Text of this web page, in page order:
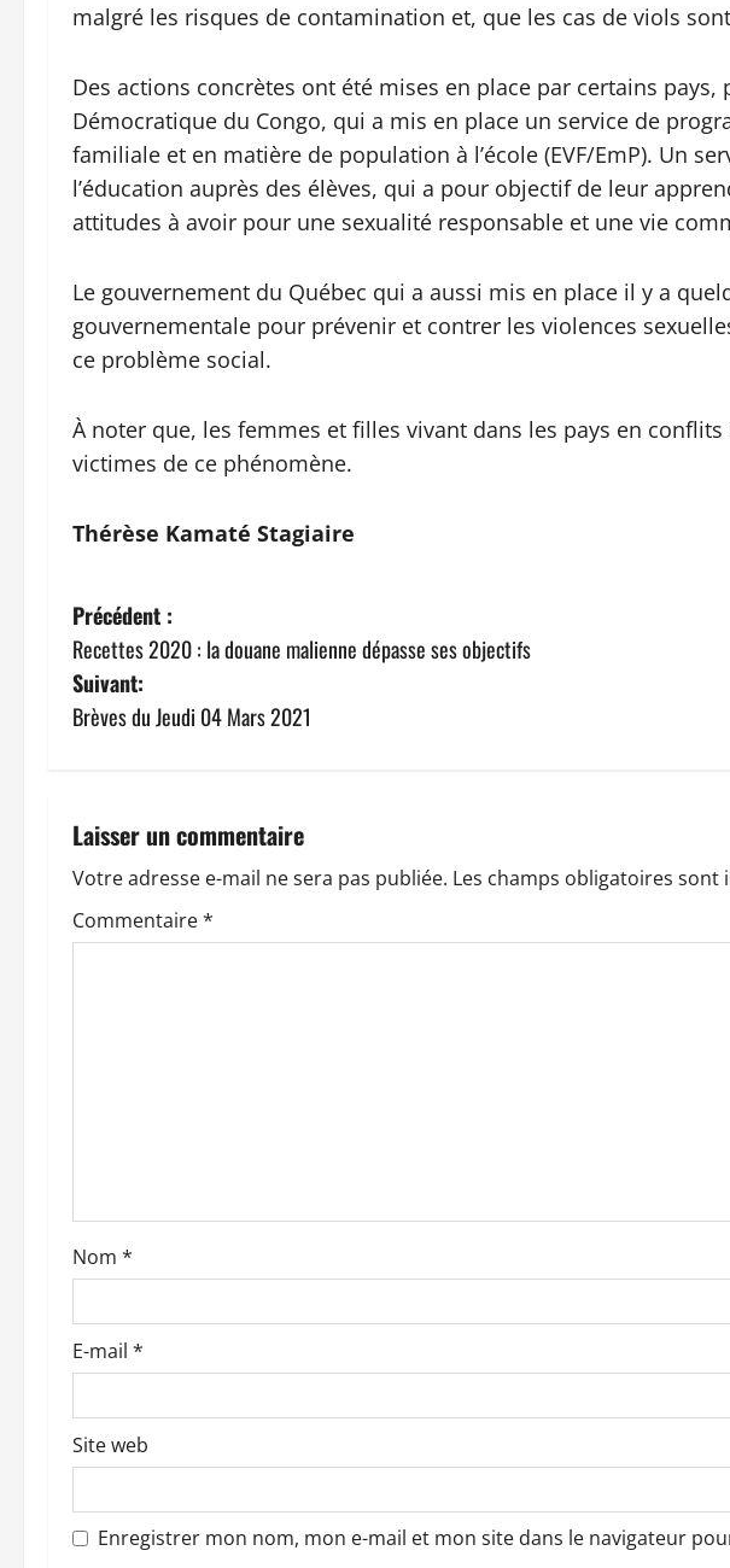
malgré les risques de contamination et, que les cas de viols
Des actions concrètes ont été mises en place par certains pays,
Démocratique du Congo, qui a mis en place un service de
familiale et en matière de population à l’école (EVF/EmP). Un
l’éducation auprès des élèves, qui a pour objectif de leur
attitudes à avoir pour une sexualité responsable et une vie
Le gouvernement du Québec qui a aussi mis en place il y a
gouvernementale pour prévenir et contrer les violences
ce problème social.
À noter que, les femmes et filles vivant dans les pays en
victimes de ce phénomène.
Thérèse Kamaté Stagiaire
N
a
v
g
a
t
a
r
t
i
c
l
e
Précédent :
Recettes 2020 : la douane malienne dépasse ses objectifs
Suivant:
Brèves du Jeudi 04 Mars 2021
Laisser un commentaire
Votre adresse e-mail ne sera pas publiée. Les champs obligatoires sont
Commentaire*
Nom *
E-mail *
Site web
Enregistrer mon nom, mon e-mail et mon site dans le navigateur